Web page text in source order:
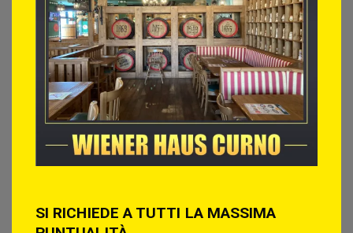
SI RICHIEDE A TUTTI LA MASSIMA